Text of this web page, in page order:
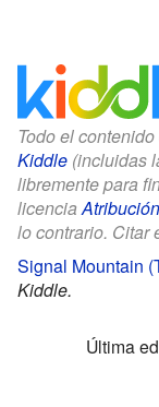
Todo el
Kiddle (incluidas
libremente para
licencia
lo contrario. Citar
Signal Mountain
Kiddle.
Última